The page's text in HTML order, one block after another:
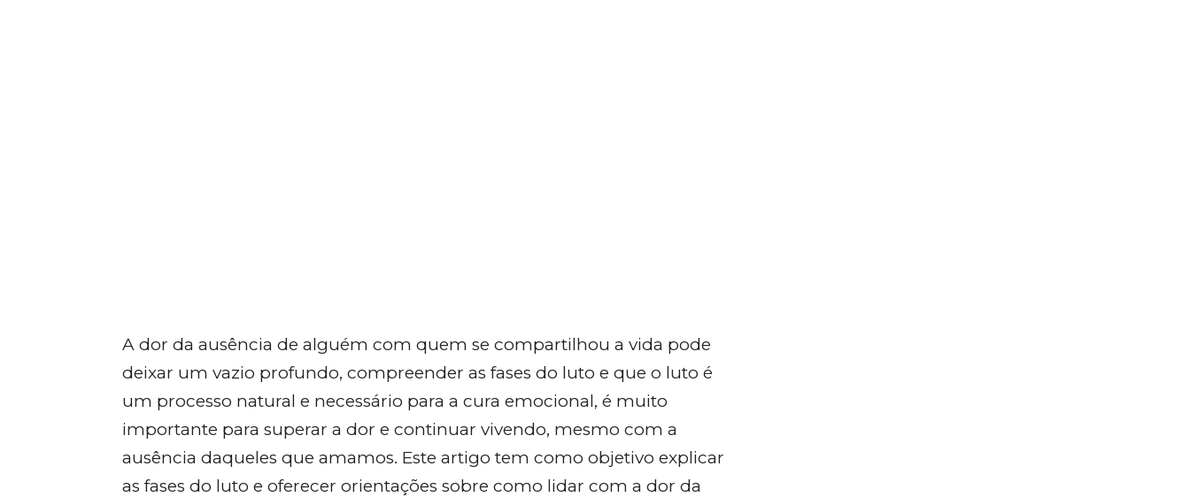
A dor da ausência de alguém com quem se compartilhou a vida pode
deixar um vazio profundo, compreender as fases do luto e que o luto é
um processo natural e necessário para a cura emocional, é muito
importante para superar a dor e continuar vivendo, mesmo com a
ausência daqueles que amamos. Este artigo tem como objetivo explicar
as fases do luto e oferecer orientações sobre como lidar com a dor da